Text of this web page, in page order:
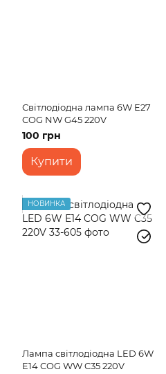
Світлодіодна лампа 6W E27
COG NW G45 220V
100 грн
Купити
НОВИНКА
Лампа світлодіодна LED 6W
E14 COG WW C35 220V